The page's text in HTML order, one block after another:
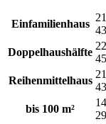
Einfamilienhaus
Doppelhaushälfte
Reihenmittelhaus
bis 100 m²